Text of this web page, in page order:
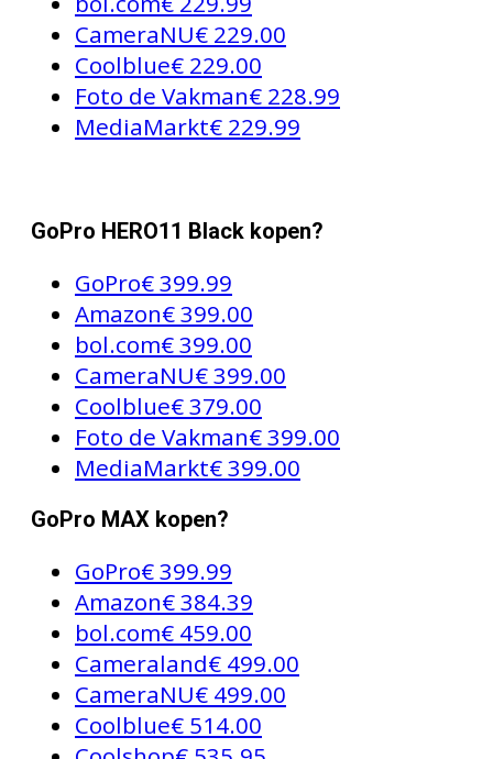
CameraNU€ 229.00
Coolblue€ 229.00
Foto de Vakman€ 228.99
MediaMarkt€ 229.99
GoPro HERO11 Black kopen?
GoPro€ 399.99
Amazon€ 399.00
bol.com€ 399.00
CameraNU€ 399.00
Coolblue€ 379.00
Foto de Vakman€ 399.00
MediaMarkt€ 399.00
GoPro MAX kopen?
GoPro€ 399.99
Amazon€ 384.39
bol.com€ 459.00
Cameraland€ 499.00
CameraNU€ 499.00
Coolblue€ 514.00